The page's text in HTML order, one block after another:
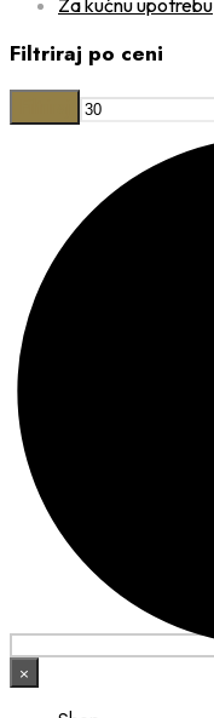
Za kućnu upotrebu
Filtriraj po ceni
Min
×